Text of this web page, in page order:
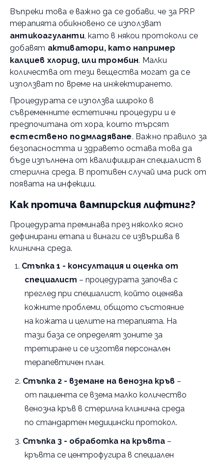
Въпреки това е важно да се добави, че за PRP
терапията обикновено се използват
антикоагуланти, като в някои протоколи се
добавят активатори, като например
калциев хлорид, или тромбин. Малки
количества от тези вещества могат да се
използват по време на инжектирането.
Процедурата се използва широко в
съвременните естетични процедури и е
предпочитана от хора, които търсят
естествено подмладяване. Важно правило за
безопасността и здравето остава това да
бъде изпълнена от квалифициран специалист в
стерилна среда. В противен случай има риск от
появата на инфекции.
Как протича вампирския лифтинг?
Процедурата преминава през няколко ясно
дефинирани етапа и винаги се извършва в
клинична среда.
Стъпка 1 - консултация и оценка от
специалист – процедурата започва с
преглед при специалист, който оценява
кожните проблеми, общото състояние
на кожата и целите на терапията. На
тази база се определят зоните за
третиране и се изготвя персонален
терапевтичен план.
Стъпка 2 - вземане на венозна кръв –
от пациента се взема малко количество
венозна кръв в стерилна клинична среда
по стандартен медицински протокол.
Стъпка 3 - обработка на кръвта –
кръвта се центрофугира в специален